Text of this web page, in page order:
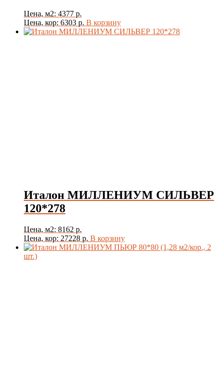
Цена, м2: 4377 р.
Цена, кор: 6303 р. В корзину
Италон МИЛЛЕНИУМ СИЛЬВЕР
120*278
Цена, м2: 8162 р.
Цена, кор: 27228 р. В корзину